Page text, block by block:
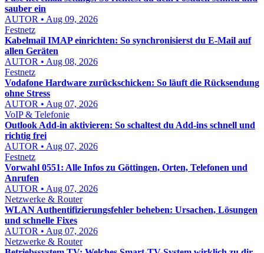
sauber ein
AUTOR • Aug 09, 2026
Festnetz
Kabelmail IMAP einrichten: So synchronisierst du E-Mail auf
allen Geräten
AUTOR • Aug 08, 2026
Festnetz
Vodafone Hardware zurückschicken: So läuft die Rücksendung
ohne Stress
AUTOR • Aug 07, 2026
VoIP & Telefonie
Outlook Add-in aktivieren: So schaltest du Add-ins schnell und
richtig frei
AUTOR • Aug 07, 2026
Festnetz
Vorwahl 0551: Alle Infos zu Göttingen, Orten, Telefonen und
Anrufen
AUTOR • Aug 07, 2026
Netzwerke & Router
WLAN Authentifizierungsfehler beheben: Ursachen, Lösungen
und schnelle Fixes
AUTOR • Aug 07, 2026
Netzwerke & Router